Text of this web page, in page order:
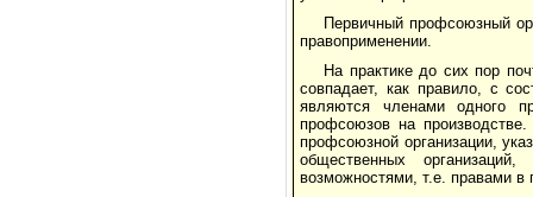
Первичный профсоюзный
правоприменении.
На практике до сих пор
совпадает, как правило, с
являются членами одного
профсоюзов на производст­ве.
профсоюзной организации,
общественных
возможностями, т.е. правами в